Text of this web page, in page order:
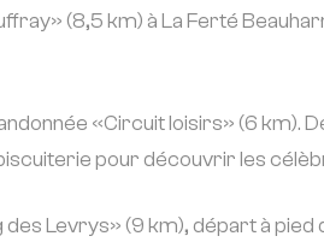
(8,5 km) à La Ferté
«Circuit loisirs» (6 km).
pour découvrir les
des Levrys» (9 km), départ à